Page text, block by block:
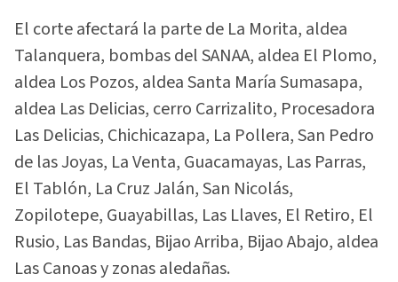
El corte afectará la parte de La Morita, aldea
Talanquera, bombas del SANAA, aldea El Plomo,
aldea Los Pozos, aldea Santa María Sumasapa,
aldea Las Delicias, cerro Carrizalito, Procesadora
Las Delicias, Chichicazapa, La Pollera, San Pedro
de las Joyas, La Venta, Guacamayas, Las Parras,
El Tablón, La Cruz Jalán, San Nicolás,
Zopilotepe, Guayabillas, Las Llaves, El Retiro, El
Rusio, Las Bandas, Bijao Arriba, Bijao Abajo, aldea
Las Canoas y zonas aledañas.